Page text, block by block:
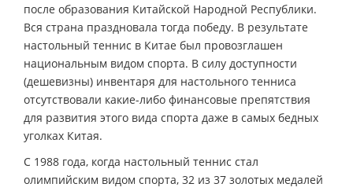
после образования Китайской Народной Республики.
Вся страна праздновала тогда победу. В результате
настольный теннис в Китае был провозглашен
национальным видом спорта. В силу доступности
(дешевизны) инвентаря для настольного тенниса
отсутствовали какие-либо финансовые препятствия
для развития этого вида спорта даже в самых бедных
уголках Китая.
С 1988 года, когда настольный теннис стал
олимпийским видом спорта, 32 из 37 золотых медалей